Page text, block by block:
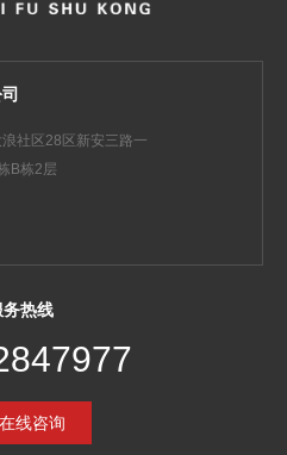
社区28区新安三路一
B栋2层
务热线
在线咨询